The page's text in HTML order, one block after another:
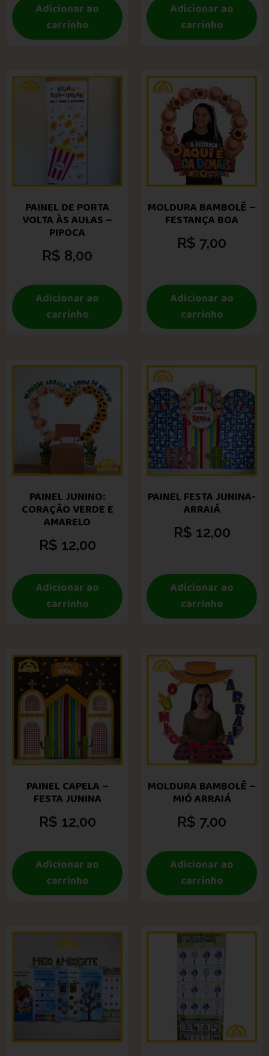
Adicionar ao
carrinho
Adicionar ao
carrinho
PAINEL DE PORTA
VOLTA ÀS AULAS –
PIPOCA
R$ 8,00
Adicionar ao
carrinho
MOLDURA BAMBOLÊ –
FESTANÇA BOA
R$ 7,00
Adicionar ao
carrinho
PAINEL JUNINO:
CORAÇÃO VERDE E
AMARELO
R$ 12,00
Adicionar ao
carrinho
PAINEL FESTA JUNINA-
ARRAIÁ
R$ 12,00
Adicionar ao
carrinho
PAINEL CAPELA –
FESTA JUNINA
R$ 12,00
Adicionar ao
carrinho
MOLDURA BAMBOLÊ –
MIÓ ARRAIÁ
R$ 7,00
Adicionar ao
carrinho